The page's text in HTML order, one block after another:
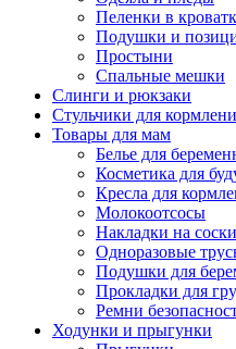
Пеленки в
Подушки и
Простыни
Спальные мешки
Слинги и рюкзаки
Стульчики для
Товары для мам
Белье для
Косметика для
Кресла для
Молокоотсосы
Накладки на соски
Одноразовые
Подушки для
Прокладки для
Ремни
Ходунки и прыгунки